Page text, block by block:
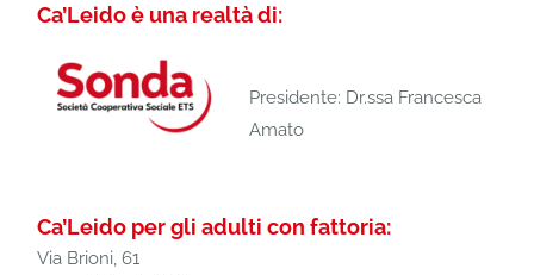
Ca’Leido è una realtà di:
Presidente: Dr.ssa Francesca
Amato
Ca’Leido per gli adulti con fattoria:
Via Brioni, 61